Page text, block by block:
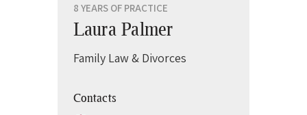
8 YEARS OF PRACTICE
Laura Palmer
Family Law & Divorces
Contacts